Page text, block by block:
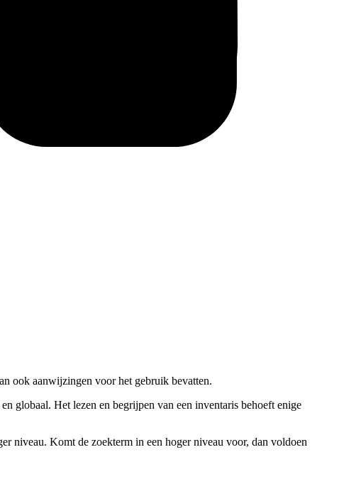
ook aanwijzingen voor het gebruik bevatten.
globaal. Het lezen en begrijpen van een inventaris behoeft enige
niveau. Komt de zoekterm in een hoger niveau voor, dan voldoen